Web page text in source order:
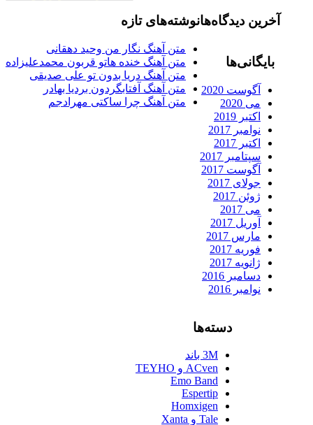
نوشته‌های تازه
متن آهنگ نگار من وحید دهقانی
متن آهنگ خنده هاتو قربون محمدعلیزاده
متن آهنگ دریا بدون تو علی صدیقی
متن آهنگ آفتابگردون بردیا بهادر
متن آهنگ چرا ساکتی مهرادجم
دیدگاه‌ها
آگوست 2020
سپتامبر 2017
آگوست 2017
مارس 2017
دسامبر 2016
ACven و TEYHO
Emo Band
Espertip
Homxigen